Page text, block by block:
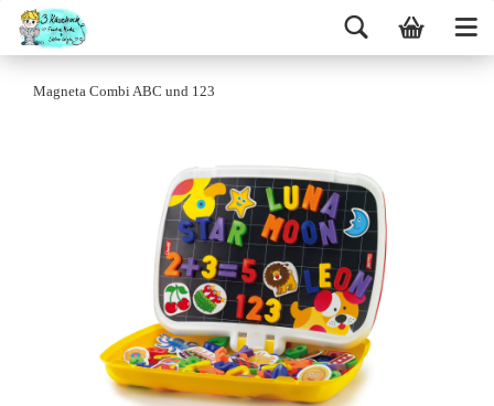
Magneta Combi ABC und 123